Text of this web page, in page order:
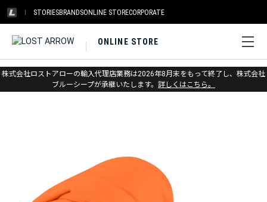
STORIESBRANDSONLINE STORECORPORATE
ONLINE STORE
株式会社ロストアローの輸入代理店業務は2026年8月末をもって終了し、株式会社
ブルーシープが承継いたします。 詳しくはこちら。
ホーム > シートゥサミット > アウトドアギア